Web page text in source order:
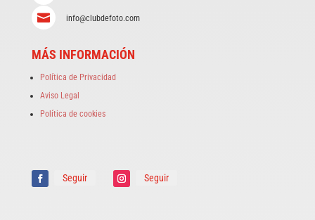
 info@clubdefoto.com
MÁS INFORMACIÓN
Política de Privacidad
Aviso Legal
Política de cookies
Seguir Seguir